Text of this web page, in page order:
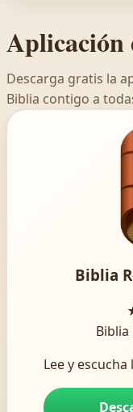
Aplicación
Descarga gratis la
Biblia contigo a
Biblia
Biblia
Lee y